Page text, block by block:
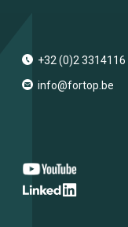
+32 (0)2 3314116
info@fortop.be